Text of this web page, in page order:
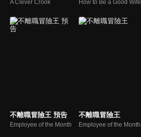
A Clever Crook How to Be a Good Wife
不離職冒險王 預告
Employee of the Month
不離職冒險王
Employee of the Month